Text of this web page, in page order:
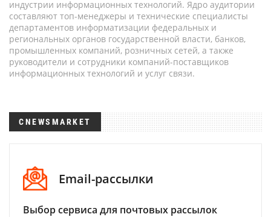
индустрии информационных технологий. Ядро аудитории
составляют топ-менеджеры и технические специалисты
департаментов информатизации федеральных и
региональных органов государственной власти, банков,
промышленных компаний, розничных сетей, а также
руководители и сотрудники компаний-поставщиков
информационных технологий и услуг связи.
CNEWSMARKET
Email-рассылки
Выбор сервиса для почтовых рассылок